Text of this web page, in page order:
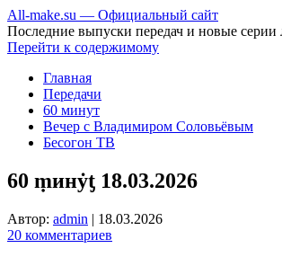
All-make.su — Официальный сайт
Последние выпуски передач и новые
Перейти к содержимому
Главная
Передачи
60 минут
Вечер с Владимиром Соловьёвым
Бесогон ТВ
60 ṃинẏƫ 18.03.2026
Автор: admin | 18.03.2026
20 комментариев